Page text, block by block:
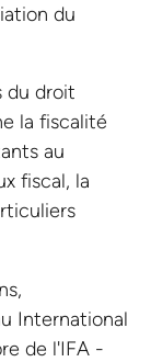
du
du droit
la fiscalité
au
fiscal, la
International
de l'IFA -